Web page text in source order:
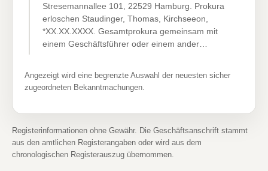
Stresemannallee 101, 22529 Hamburg. Prokura
erloschen Staudinger, Thomas, Kirchseeon,
*XX.XX.XXXX. Gesamtprokura gemeinsam mit
einem Geschäftsführer oder einem ander…
Angezeigt wird eine begrenzte Auswahl der neuesten sicher
zugeordneten Bekanntmachungen.
Registerinformationen ohne Gewähr. Die Geschäftsanschrift stammt
aus den amtlichen Registerangaben oder wird aus dem
chronologischen Registerauszug übernommen.